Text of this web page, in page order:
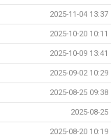
2025-11-04 13:37
2025-10-20 10:11
2025-10-09 13:41
2025-09-02 10:29
2025-08-25 09:38
2025-08-25
2025-08-20 10:19